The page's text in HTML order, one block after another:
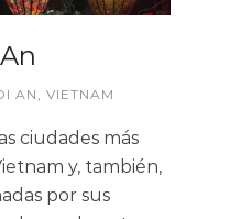
AN VIETNAM
ciudades más
y, también,
por sus